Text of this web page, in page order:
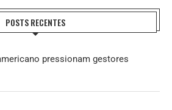
POSTS RECENTES
pressionam gestores